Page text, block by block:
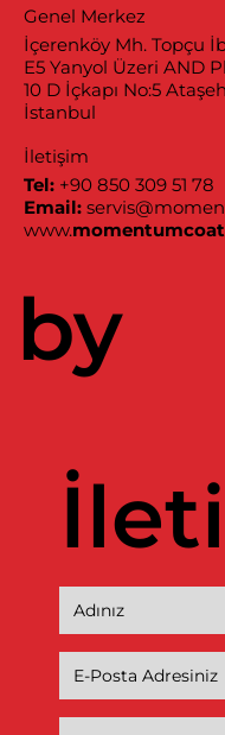
Genel Merkez
İçerenköy Mh. Topçu
E5 Yanyol Üzeri AND
10 D İçkapı No:5
İstanbul
İletişim
Tel: +90 850 309 51 78
Email:
www.
by